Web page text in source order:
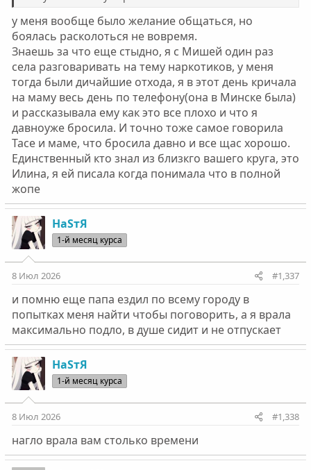
у меня вообще было желание общаться, но
боялась расколоться не вовремя.
Знаешь за что еще стыдно, я с Мишей один раз
села разговаривать на тему наркотиков, у меня
тогда были дичайшие отхода, я в этот день кричала
на маму весь день по телефону(она в Минске была)
и рассказывала ему как это все плохо и что я
давноуже бросила. И точно тоже самое говорила
Тасе и маме, что бросила давно и все щас хорошо.
Единственный кто знал из близкго вашего круга, это
Илина, я ей писала когда понимала что в полной
жопе
НаSтЯ
1-й месяц курса
8 Июл 2026 #1,337
и помню еще папа ездил по всему городу в
попытках меня найти чтобы поговорить, а я врала
максимально подло, в душе сидит и не отпускает
НаSтЯ
1-й месяц курса
8 Июл 2026 #1,338
нагло врала вам столько времени